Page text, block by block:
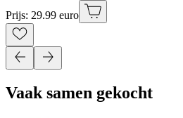
Prijs: 29.99 euro
Vaak samen gekocht